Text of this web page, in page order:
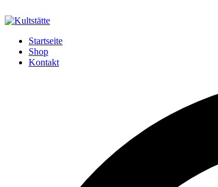
Startseite
Shop
Kontakt